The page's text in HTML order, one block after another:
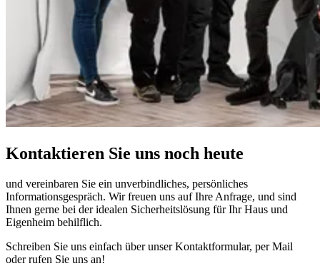
Kontaktieren Sie uns noch heute
und vereinbaren Sie ein unverbindliches, persönliches
Informationsgespräch. Wir freuen uns auf Ihre Anfrage, und sind
Ihnen gerne bei der idealen Sicherheitslösung für Ihr Haus und
Eigenheim behilflich.
Schreiben Sie uns einfach über unser Kontaktformular, per Mail
oder rufen Sie uns an!